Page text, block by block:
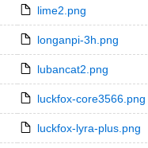
lime2.png
longanpi-3h.png
lubancat2.png
luckfox-core3566.png
luckfox-lyra-plus.png